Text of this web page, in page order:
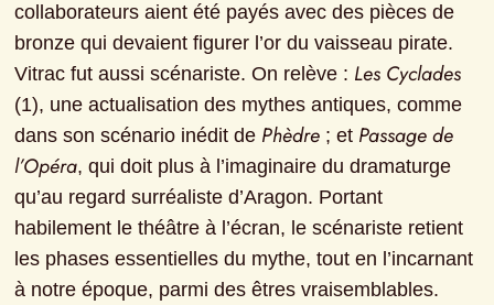
collaborateurs aient été payés avec des pièces de
bronze qui devaient figurer l’or du vaisseau pirate.
Vitrac fut aussi scénariste. On relève : Les Cyclades
(1), une actualisation des mythes antiques, comme
dans son scénario inédit de Phèdre ; et Passage de
l’Opéra, qui doit plus à l’imaginaire du dramaturge
qu’au regard surréaliste d’Aragon. Portant
habilement le théâtre à l’écran, le scénariste retient
les phases essentielles du mythe, tout en l’incarnant
à notre époque, parmi des êtres vraisemblables.